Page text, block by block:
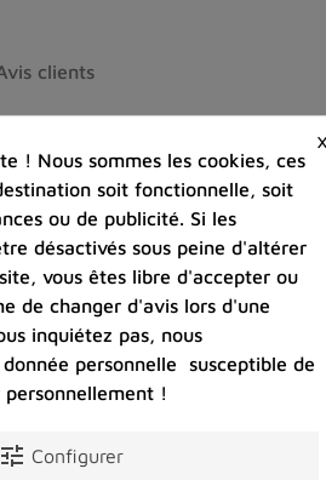
clients
aussi
! Nous sommes les cookies, ces
soit fonctionnelle, soit
ou de publicité. Si les
désactivés sous peine d'altérer
vous êtes libre d'accepter ou
de changer d'avis lors d'une
inquiétez pas, nous
personnelle susceptible de
!
tune Configurer